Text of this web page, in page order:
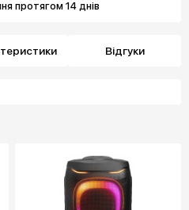
протягом 14 днів
Відгуки